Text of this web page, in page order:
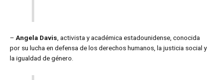
– Angela Davis, activista y académica estadounidense, conocida
por su lucha en defensa de los derechos humanos, la justicia social y
la igualdad de género.